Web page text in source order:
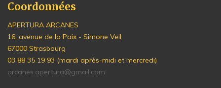
Coordonnées
APERTURA ARCANES
16, avenue de la Paix - Simone Veil
67000 Strasbourg
03 88 35 19 93 (mardi après-midi et mercredi)
arcanes.apertura@gmail.com